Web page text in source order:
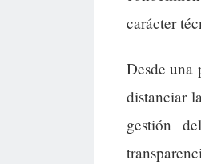
carácter
Desde una
distanciar
gestión